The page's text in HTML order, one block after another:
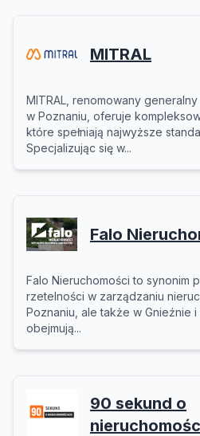
MITRAL
MITRAL, renomowany
w Poznaniu, oferuje
które spełniają najwyższe
Specjalizując się w...
Falo
Falo Nieruchomości to synonim
rzetelności w zarządzaniu
Poznaniu, ale także w Gnieźnie i
obejmują...
90 sekund o